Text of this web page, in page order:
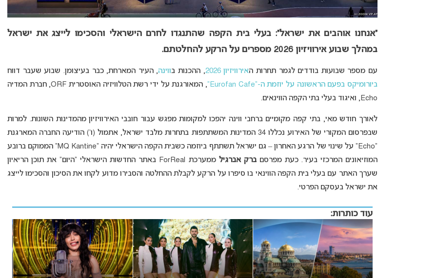
“אנחנו אוהבים את ישראל”: בעלי בית הקפה שהתנגדו לחרם הישראלי והסכימו לייצג את ישראל
במהלך שבוע אירוויזיון 2026 מספרים על הרקע להחלטתם.
עם מספר שבועות בודדים לגמר תחרות האירוויזיון 2026 , ההכנות בווינה, העיר המארחת, כבר בעיצומן. שבוע שעבר דווח
ביורומיקס בפעם הראשונה על יוזמת ה-“Eurofan Cafe”
, המאורגנת על ידי רשת הטלוויזיה האוסטרית ORF, חברת המדיה
Echo, ואיגוד בעלי בתי הקפה הווינאים.
לאורך חודש מאי, בתי קפה מקומיים ברחבי ווינה יהפכו למקומות מפגש עבור חובבי האירוויזיון מהמדינות השונות. למרות
שבפרסום המקורי של האירוע נכללו 34 המדינות המשתתפות בתחרות מלבד ישראל, אתמול (ו’) הודיעה החברה המארגנת
“Echo” על שינוי של הרגע האחרון – גם ישראל תשתתף ביוזמה כשבית הקפה הישראלי יהיה “MQ Kantine” הממוקם ברובע
המוזיאונים המרכזי בעיר. כעת מפרסםברק אברגיל
ממערכת ForReal באתר החדשות הישראלי “היום” את תוכן הריאיון
שערך האתר עם בעלי בית הקפה הווינאי בו סיפרו על הרקע לקבלת ההחלטה והסבירו מדוע לקחו את הסיכון והסכימו לייצג
את ישראל בעסקם הפרטי.
עוד כותרות: